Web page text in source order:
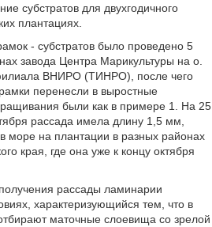
субстратов для двухгодичного
плантациях.
- субстратов было проведено 5
завода Центра Марикультуры на о.
ВНИРО (ТИНРО), после чего
перенесли в выростные
были как в примере 1. На 25
рассада имела длину 1,5 мм,
море на плантации в разных районах
края, где она уже к концу октября
рассады ламинарии
характеризующийся тем, что в
маточные слоевища со зрелой